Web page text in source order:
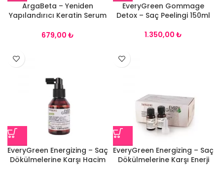
ArgaBeta – Yeniden
Yapılandırıcı Keratin Serum
₺
EveryGreen Gommage
Detox – Saç Peelingi 150ml
₺
EveryGreen Energizing – Saç
Dökülmelerine Karşı Hacim
EveryGreen Energizing – Saç
Dökülmelerine Karşı Enerji